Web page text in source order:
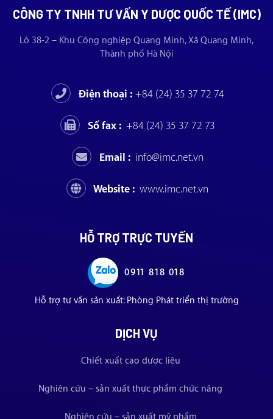
CÔNG TY TNHH TƯ VẤN Y DƯỢC QUỐC TẾ (IMC)
Lô 38-2 – Khu Công nghiệp Quang Minh, Xã Quang Minh,
Thành phố Hà Nội
Điện thoại : +84 (24) 35 37 72 74
Số fax : +84 (24) 35 37 72 73
Email : info@imc.net.vn
Website : www.imc.net.vn
HỖ TRỢ TRỰC TUYẾN
0911 818 018
Hỗ trợ tư vấn sản xuất: Phòng Phát triển thị trường
DỊCH VỤ
Chiết xuất cao dược liệu
Nghiên cứu – sản xuất thực phẩm chức năng
Nghiên cứu – sản xuất mỹ phẩm